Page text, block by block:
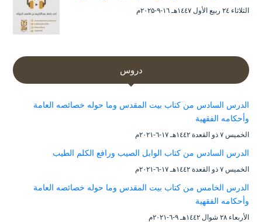
الثلاثاء ۲٤ ربيع الأول ۱٤٤۷هـ ۱٦-۹-۲۰۲۵م
دروس
الدرس السادس من كتاب بيت المقدس وما حوله خصائصه العامة
وأحكامه الفقهية
الخميس ۷ ذو القعدة ۱٤٤۲هـ ۱۷-٦-۲۰۲۱م
الدرس السادس من كتاب الوابل الصيب ورافع الكلم الطيب
الخميس ۷ ذو القعدة ۱٤٤۲هـ ۱۷-٦-۲۰۲۱م
الدرس الخامس من كتاب بيت المقدس وما حوله خصائصه العامة
وأحكامه الفقهية
الأربعاء ۲۸ شوال ۱٤٤۲هـ ۹-٦-۲۰۲۱م